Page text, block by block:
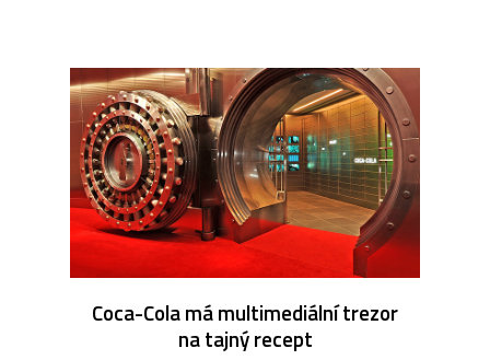
Coca-Cola má multimediální trezor
na tajný recept